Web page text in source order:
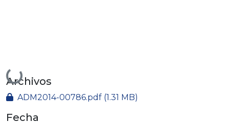
Cargando...
Archivos
ADM2014-00786.pdf (1.31 MB)
Fecha